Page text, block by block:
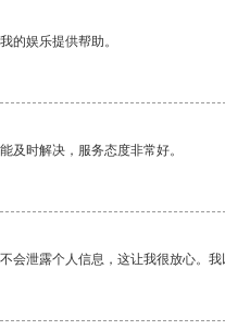
的娱乐提供帮助。
及时解决，服务态度非常好。
会泄露个人信息，这让我很放心。